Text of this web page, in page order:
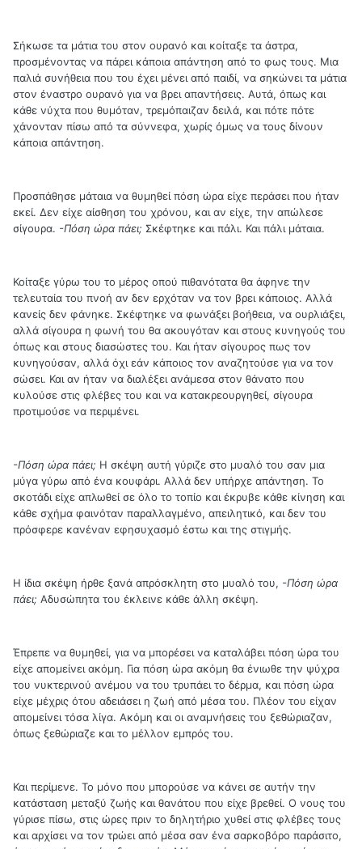
Σήκωσε τα μάτια του στον ουρανό και κοίταξε τα άστρα,
προσμένοντας να πάρει κάποια απάντηση από το φως τους. Μια
παλιά συνήθεια που του έχει μένει από παιδί, να σηκώνει τα μάτια
στον έναστρο ουρανό για να βρει απαντήσεις. Αυτά, όπως και
κάθε νύχτα που θυμόταν, τρεμόπαιζαν δειλά, και πότε πότε
χάνονταν πίσω από τα σύννεφα, χωρίς όμως να τους δίνουν
κάποια απάντηση.
Προσπάθησε μάταια να θυμηθεί πόση ώρα είχε περάσει που ήταν
εκεί. Δεν είχε αίσθηση του χρόνου, και αν είχε, την απώλεσε
σίγουρα. -Πόση ώρα πάει; Σκέφτηκε και πάλι. Και πάλι μάταια.
Κοίταξε γύρω του το μέρος οπού πιθανότατα θα άφηνε την
τελευταία του πνοή αν δεν ερχόταν να τον βρει κάποιος. Αλλά
κανείς δεν φάνηκε. Σκέφτηκε να φωνάξει βοήθεια, να ουρλιάξει,
αλλά σίγουρα η φωνή του θα ακουγόταν και στους κυνηγούς του
όπως και στους διασώστες του. Και ήταν σίγουρος πως τον
κυνηγούσαν, αλλά όχι εάν κάποιος τον αναζητούσε για να τον
σώσει. Και αν ήταν να διαλέξει ανάμεσα στον θάνατο που
κυλούσε στις φλέβες του και να κατακρεουργηθεί, σίγουρα
προτιμούσε να περιμένει.
-Πόση ώρα πάει; Η σκέψη αυτή γύριζε στο μυαλό του σαν μια
μύγα γύρω από ένα κουφάρι. Αλλά δεν υπήρχε απάντηση. Το
σκοτάδι είχε απλωθεί σε όλο το τοπίο και έκρυβε κάθε κίνηση και
κάθε σχήμα φαινόταν παραλλαγμένο, απειλητικό, και δεν του
πρόσφερε κανέναν εφησυχασμό έστω και της στιγμής.
Η ίδια σκέψη ήρθε ξανά απρόσκλητη στο μυαλό του, -Πόση ώρα
πάει; Αδυσώπητα του έκλεινε κάθε άλλη σκέψη.
Έπρεπε να θυμηθεί, για να μπορέσει να καταλάβει πόση ώρα του
είχε απομείνει ακόμη. Για πόση ώρα ακόμη θα ένιωθε την ψύχρα
του νυκτερινού ανέμου να του τρυπάει το δέρμα, και πόση ώρα
είχε μέχρις ότου αδειάσει η ζωή από μέσα του. Πλέον του είχαν
απομείνει τόσα λίγα. Ακόμη και οι αναμνήσεις του ξεθώριαζαν,
όπως ξεθώριαζε και το μέλλον εμπρός του.
Και περίμενε. Το μόνο που μπορούσε να κάνει σε αυτήν την
κατάσταση μεταξύ ζωής και θανάτου που είχε βρεθεί. Ο νους του
γύρισε πίσω, στις ώρες πριν το δηλητήριο χυθεί στις φλέβες τους
και αρχίσει να τον τρώει από μέσα σαν ένα σαρκοβόρο παράσιτο,